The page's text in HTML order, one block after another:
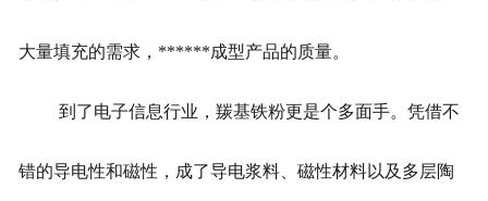
大量填充的需求，******成型产品的质量。
到了电子信息行业，羰基铁粉更是个多面手。凭借不
错的导电性和磁性，成了导电浆料、磁性材料以及多层陶